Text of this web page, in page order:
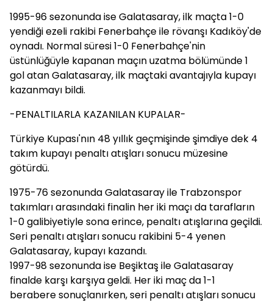
1995-96 sezonunda ise Galatasaray, ilk maçta 1-0
yendiği ezeli rakibi Fenerbahçe ile rövanşı Kadıköy'de
oynadı. Normal süresi 1-0 Fenerbahçe'nin
üstünlüğüyle kapanan maçın uzatma bölümünde 1
gol atan Galatasaray, ilk maçtaki avantajıyla kupayı
kazanmayı bildi.
-PENALTILARLA KAZANILAN KUPALAR-
Türkiye Kupası'nın 48 yıllık geçmişinde şimdiye dek 4
takım kupayı penaltı atışları sonucu müzesine
götürdü.
1975-76 sezonunda Galatasaray ile Trabzonspor
takımları arasındaki finalin her iki maçı da tarafların
1-0 galibiyetiyle sona erince, penaltı atışlarına geçildi.
Seri penaltı atışları sonucu rakibini 5-4 yenen
Galatasaray, kupayı kazandı.
1997-98 sezonunda ise Beşiktaş ile Galatasaray
finalde karşı karşıya geldi. Her iki maç da 1-1
berabere sonuçlanırken, seri penaltı atışları sonucu